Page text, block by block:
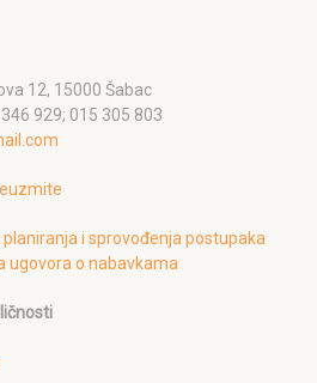
12, 15000 Šabac
929; 015 305 803
i sprovođenja postupaka
ugovora o nabavkama